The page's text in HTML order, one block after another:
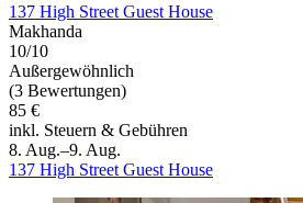
137 High Street Guest House
Makhanda
10/10
Außergewöhnlich
(3 Bewertungen)
85 €
inkl. Steuern & Gebühren
8. Aug.–9. Aug.
137 High Street Guest House